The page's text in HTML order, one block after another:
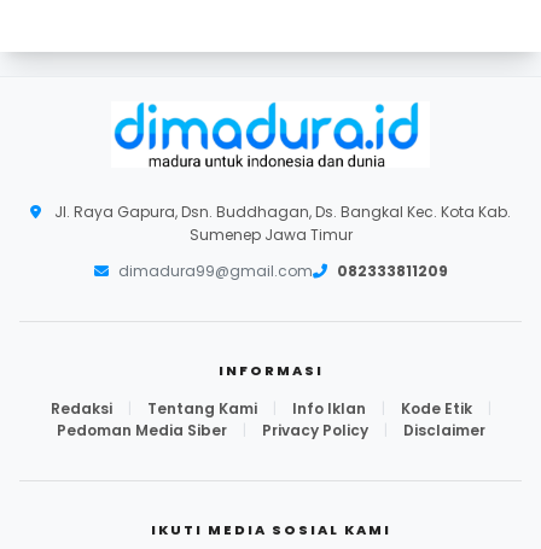
Jl. Raya Gapura, Dsn. Buddhagan, Ds. Bangkal Kec. Kota Kab.
Sumenep Jawa Timur
dimadura99@gmail.com
082333811209
INFORMASI
Redaksi Tentang Kami Info Iklan Kode Etik
Pedoman Media Siber
Privacy Policy Disclaimer
IKUTI MEDIA SOSIAL KAMI